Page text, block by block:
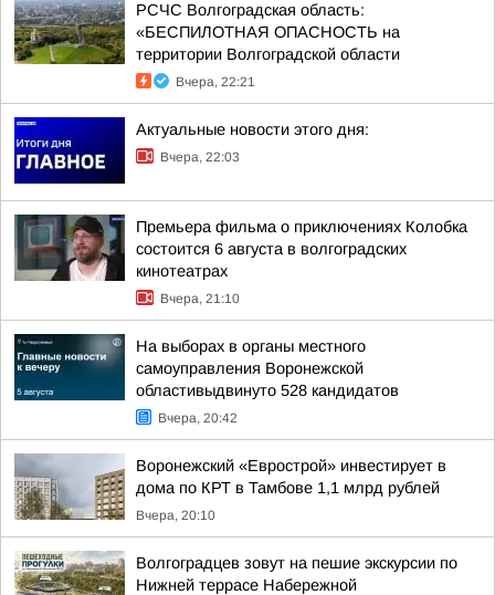
РСЧС Волгоградская область:
«БЕСПИЛОТНАЯ ОПАСНОСТЬ на
территории Волгоградской области
Вчера, 22:21
Актуальные новости этого дня:
Вчера, 22:03
Премьера фильма о приключениях Колобка
состоится 6 августа в волгоградских
кинотеатрах
Вчера, 21:10
На выборах в органы местного
самоуправления Воронежской
областивыдвинуто 528 кандидатов
Вчера, 20:42
Воронежский «Еврострой» инвестирует в
дома по КРТ в Тамбове 1,1 млрд рублей
Вчера, 20:10
Волгоградцев зовут на пешие экскурсии по
Нижней террасе Набережной